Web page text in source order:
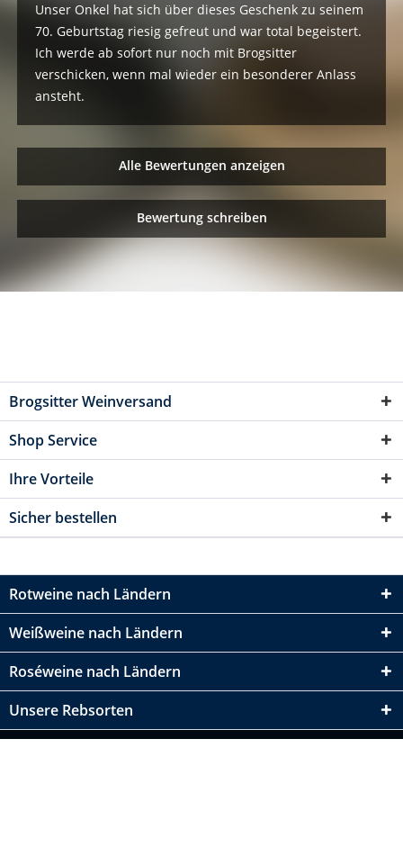
Unser Onkel hat sich über dieses Geschenk zu seinem
70. Geburtstag riesig gefreut und war total begeistert.
Ich werde ab sofort nur noch mit Brogsitter
verschicken, wenn mal wieder ein besonderer Anlass
ansteht.
Alle Bewertungen anzeigen
Bewertung schreiben
Brogsitter Weinversand
Shop Service
Ihre Vorteile
Sicher bestellen
Rotweine nach Ländern
Weißweine nach Ländern
Roséweine nach Ländern
Unsere Rebsorten